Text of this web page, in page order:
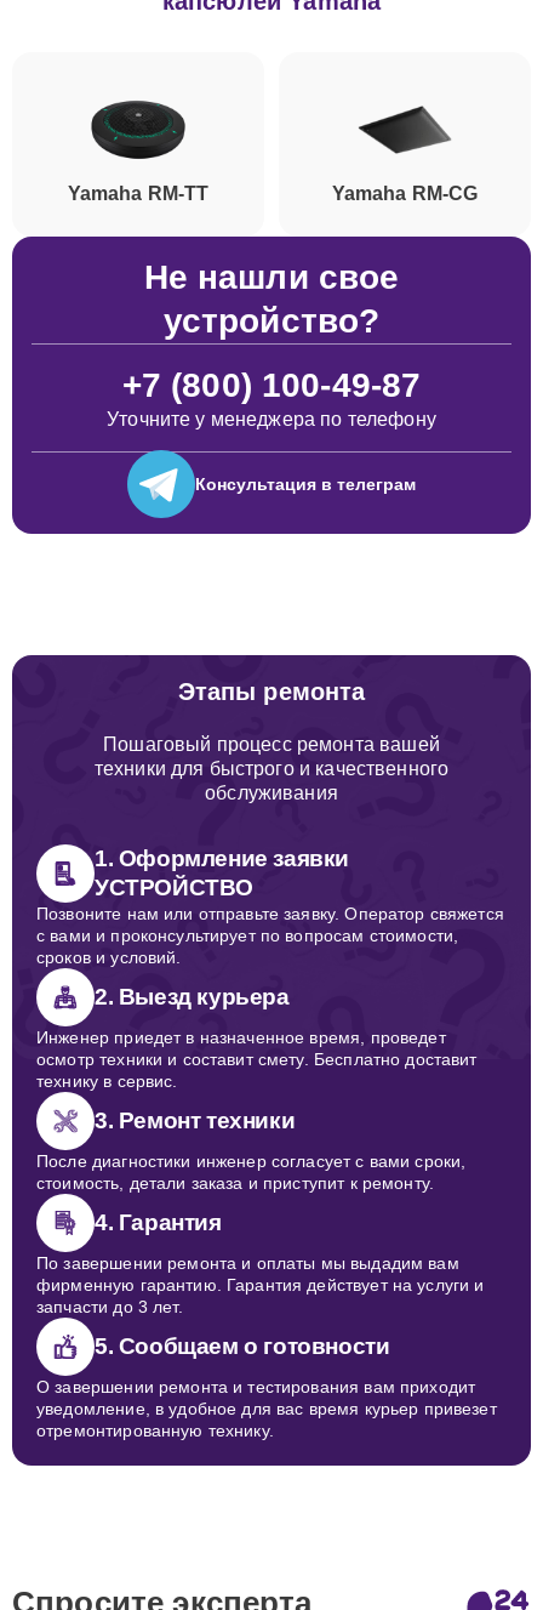
Yamaha RM-TT Yamaha RM-CG
Не нашли свое
устройство?
+7 (800) 100-49-87
Уточните у менеджера по телефону
Консультация в телеграм
Этапы ремонта
Пошаговый процесс ремонта вашей
техники для быстрого и качественного
обслуживания
1. Оформление заявки
УСТРОЙСТВО
Позвоните нам или отправьте заявку. Оператор свяжется
с вами и проконсультирует по вопросам стоимости,
сроков и условий.
2. Выезд курьера
Инженер приедет в назначенное время, проведет
осмотр техники и составит смету. Бесплатно доставит
технику в сервис.
3. Ремонт техники
После диагностики инженер согласует с вами сроки,
стоимость, детали заказа и приступит к ремонту.
4. Гарантия
По завершении ремонта и оплаты мы выдадим вам
фирменную гарантию. Гарантия действует на услуги и
запчасти до 3 лет.
5. Сообщаем о готовности
О завершении ремонта и тестирования вам приходит
уведомление, в удобное для вас время курьер привезет
отремонтированную технику.
Спросите эксперта